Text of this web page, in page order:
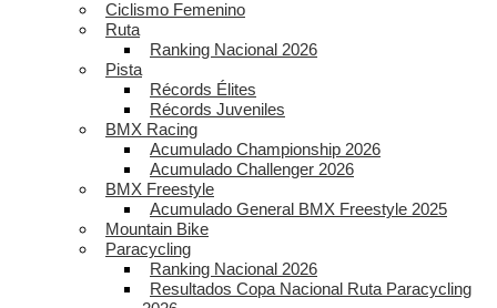
Ciclismo Femenino
Ruta
Ranking Nacional 2026
Pista
Récords Élites
Récords Juveniles
BMX Racing
Acumulado Championship 2026
Acumulado Challenger 2026
BMX Freestyle
Acumulado General BMX Freestyle 2025
Mountain Bike
Paracycling
Ranking Nacional 2026
Resultados Copa Nacional Ruta Paracycling